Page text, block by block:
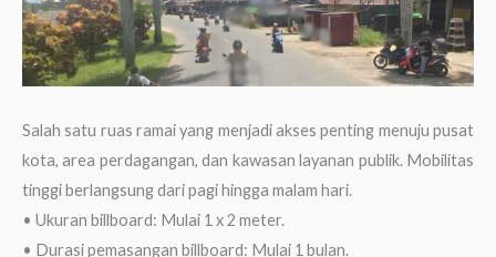
Salah satu ruas ramai yang menjadi akses penting menuju pusat
kota, area perdagangan, dan kawasan layanan publik. Mobilitas
tinggi berlangsung dari pagi hingga malam hari.
• Ukuran billboard: Mulai 1 x 2 meter.
• Durasi pemasangan billboard: Mulai 1 bulan.